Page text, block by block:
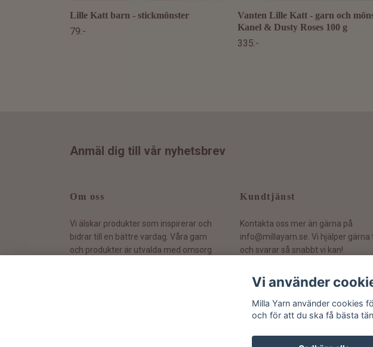
Lille Katt barn - stickmönster
79:-
Vanten Lille Katt - garn och
Kanel & Dusty Roses 100 g
335:-
Anmäl dig till vår nyhetsbrev
Om oss
Vi älskar produkter som inspirerar och
bidrar till en bättre vardag. Våra garn
och produkter är utvalda med omsorg
Kundtjänst
Kontakta oss mer än gärna på
info@millayarn.se . Vi hjälper gärna
och svarar så snabbt vi kan!
Vi använder
Milla Yarn använder cookies
och för att du ska få bästa